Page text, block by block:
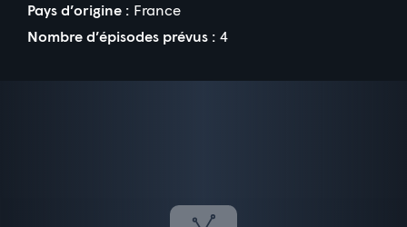
Pays d’origine : France
Nombre d’épisodes prévus : 4